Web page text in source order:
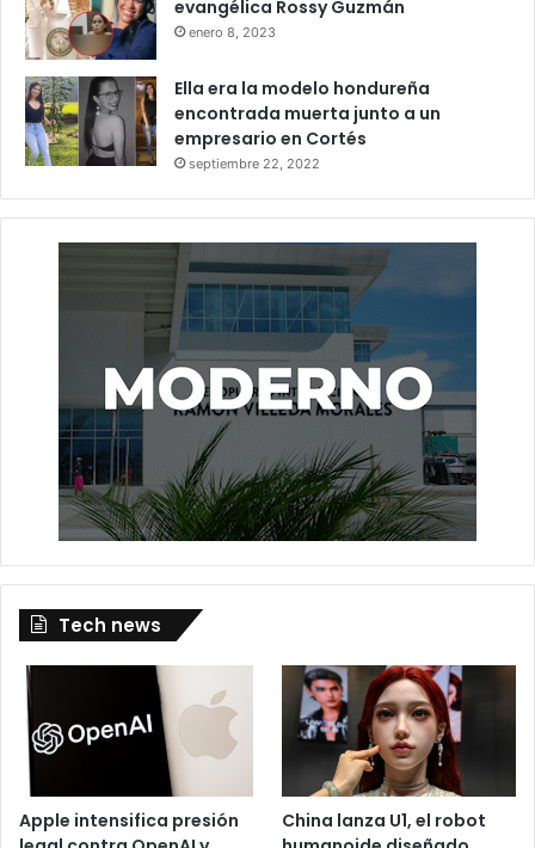
evangélica Rossy Guzmán
enero 8, 2023
Ella era la modelo hondureña
encontrada muerta junto a un
empresario en Cortés
septiembre 22, 2022
Tech news
Apple intensifica presión
China lanza U1, el robot